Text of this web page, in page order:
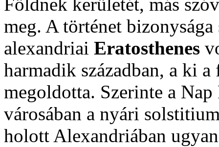
Földnek kerületét, más
meg. A történet
alexandriai Eratosthenes
harmadik században, a ki
megoldotta. Szerinte a
városában a nyári
holott Alexandriában